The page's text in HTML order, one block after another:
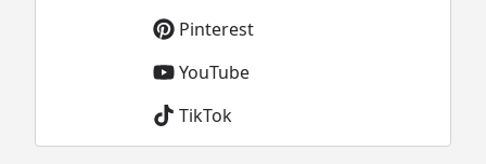
Pinterest
YouTube
TikTok